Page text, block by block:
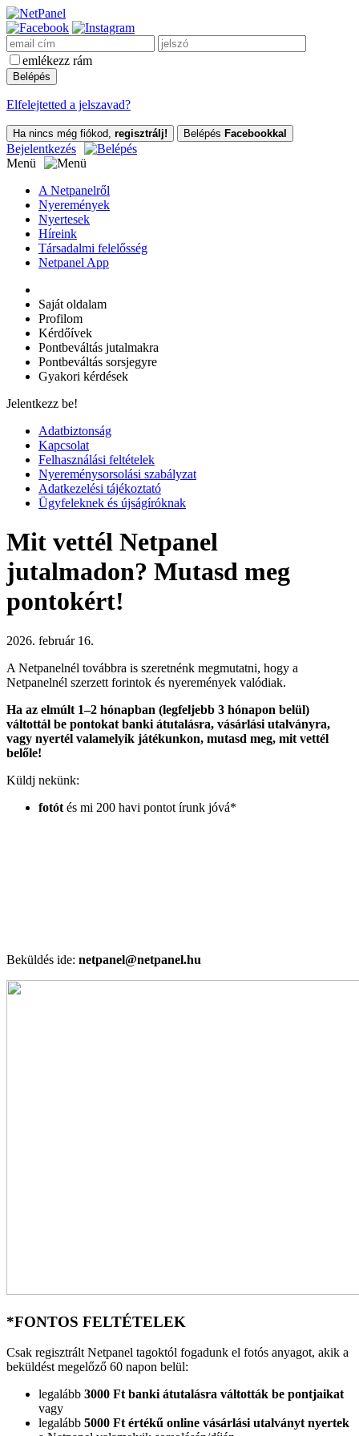
emlékezz rám
Elfelejtetted a jelszavad?
Ha nincs még fiókod, regisztrálj! Belépés Facebookkal
Bejelentkezés
Menü
A Netpanelről
Nyeremények
Nyertesek
Híreink
Társadalmi felelősség
Netpanel App
Saját oldalam
Profilom
Kérdőívek
Pontbeváltás jutalmakra
Pontbeváltás sorsjegyre
Gyakori kérdések
Jelentkezz be!
Adatbiztonság
Kapcsolat
Felhasználási feltételek
Nyereménysorsolási szabályzat
Adatkezelési tájékoztató
Ügyfeleknek és újságíróknak
Mit vettél Netpanel
jutalmadon? Mutasd meg
pontokért!
2026. február 16.
A Netpanelnél továbbra is szeretnénk megmutatni, hogy a
Netpanelnél szerzett forintok és nyeremények valódiak.
Ha az elmúlt 1–2 hónapban (legfeljebb 3 hónapon belül)
váltottál be pontokat banki átutalásra, vásárlási utalványra,
vagy nyertél valamelyik játékunkon, mutasd meg, mit vettél
belőle!
Küldj nekünk:
fotót és mi 200 havi pontot írunk jóvá*
Beküldés ide: netpanel@netpanel.hu
*FONTOS FELTÉTELEK
Csak regisztrált Netpanel tagoktól fogadunk el fotós anyagot, akik a
beküldést megelőző 60 napon belül:
legalább 3000 Ft banki átutalásra váltották be pontjaikat
vagy
legalább 5000 Ft értékű online vásárlási utalványt nyertek